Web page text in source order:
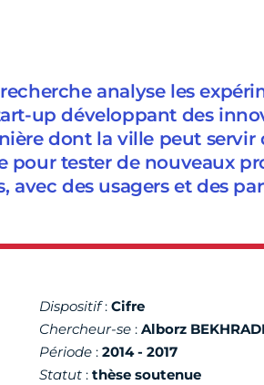
analyse les
up développant des
dont la ville peut servir
pour tester de nouveaux
avec des usagers et des
Dispositif: Cifre
Chercheur-se: Alborz BEKHRADI
Période: 2014 - 2017
Statut: thèse soutenue